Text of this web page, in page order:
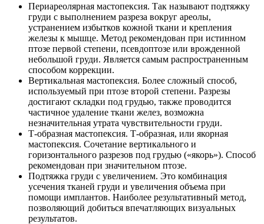
Периареолярная мастопексия. Так называют подтяжку
груди с выполнением разреза вокруг ареолы,
устранением избытков кожной ткани и крепления
железы к мышце. Метод рекомендован при истинном
птозе первой степени, псевдоптозе или врожденной
небольшой груди. Является самым распространенным
способом коррекции.
Вертикальная мастопексия. Более сложный способ,
используемый при птозе второй степени. Разрезы
достигают складки под грудью, также проводится
частичное удаление ткани желез, возможна
незначительная утрата чувствительности груди.
Т-образная мастопексия. Т-образная, или якорная
мастопексия. Сочетание вертикального и
горизонтального разрезов под грудью («якорь»). Способ
рекомендован при значительном птозе.
Подтяжка груди с увеличением. Это комбинация
усечения тканей груди и увеличения объема при
помощи имплантов. Наиболее результативный метод,
позволяющий добиться впечатляющих визуальных
результатов.